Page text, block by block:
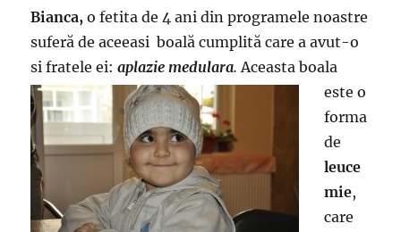
Bianca, o fetita de 4 ani din programele noastre
suferă de aceeasi boală cumplită care a avut-o
si fratele ei:aplazie medulara.Aceasta boala
este o
forma
de
leuce
mie,
care